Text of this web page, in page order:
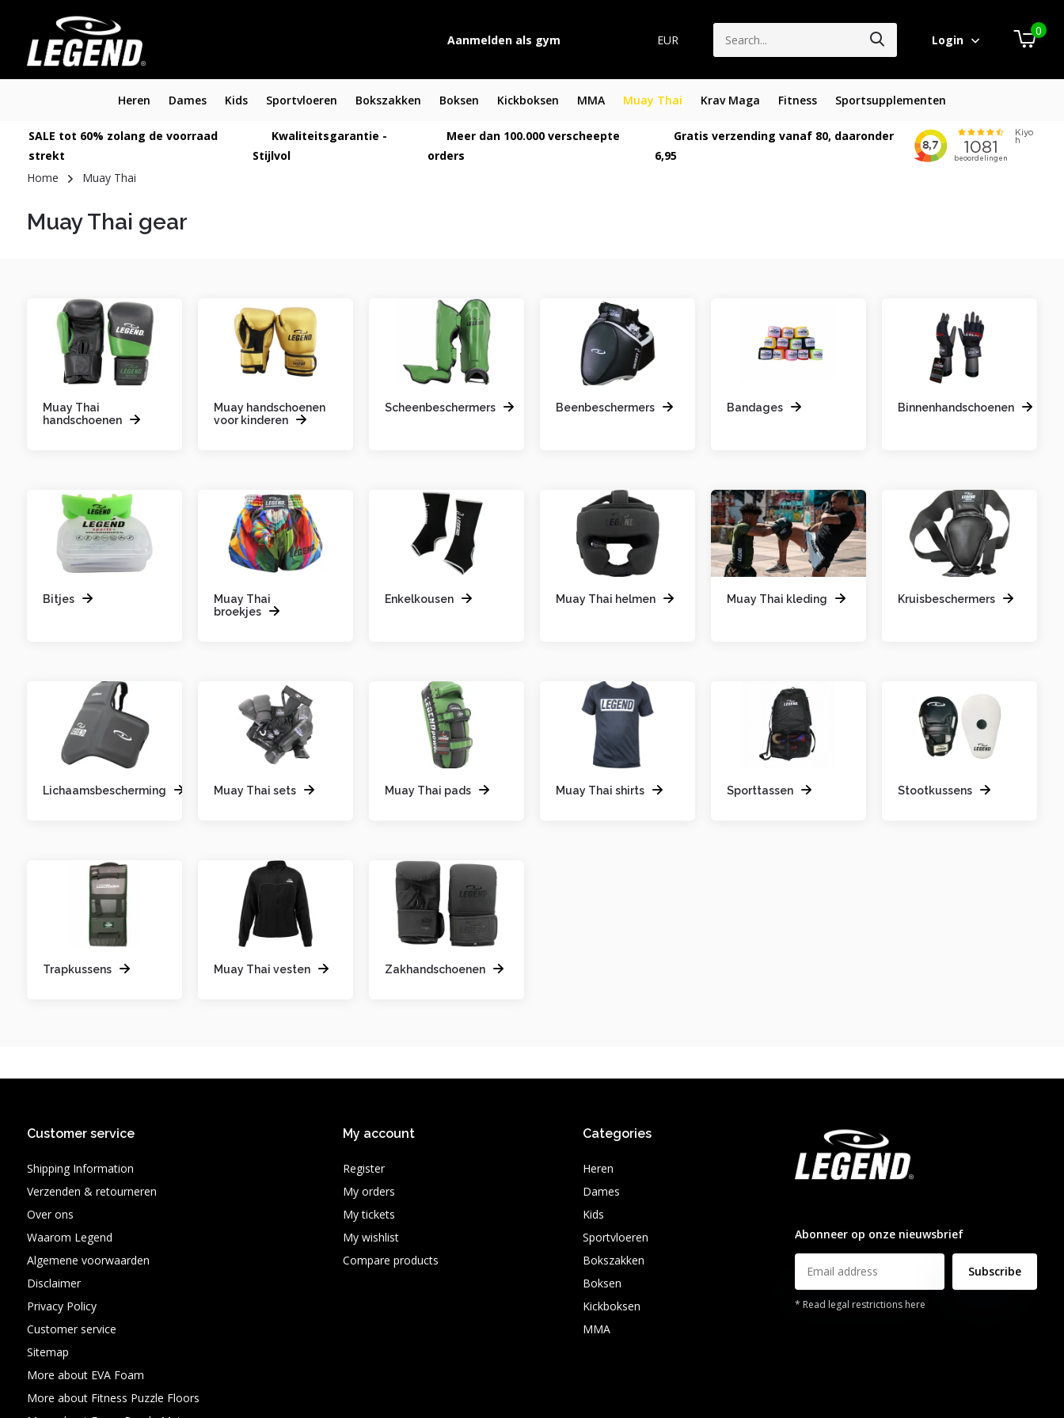
Aanmelden als gym EUR Login
0
Heren Dames Kids Sportvloeren Bokszakken Boksen Kickboksen MMA Muay Thai Krav Maga Fitness Sportsupplementen
SALE tot 60% zolang de voorraad
strekt
Kwaliteitsgarantie -
Stijlvol
Meer dan 100.000 verscheepte
orders
Gratis verzending vanaf 80, daaronder
6,95
Home
Muay Thai
Muay Thai gear
Muay Thai
handschoenen
Muay handschoenen
voor kinderen
Scheenbeschermers Beenbeschermers Bandages Binnenhandschoenen
Bitjes
Muay Thai
broekjes
Enkelkousen Muay Thai helmen Muay Thai kleding Kruisbeschermers
Lichaamsbescherming Muay Thai sets Muay Thai pads Muay Thai shirts Sporttassen Stootkussens
Trapkussens Muay Thai vesten Zakhandschoenen
Customer service
Shipping Information
Verzenden & retourneren
Over ons
Waarom Legend
Algemene voorwaarden
Disclaimer
Privacy Policy
Customer service
Sitemap
More about EVA Foam
More about Fitness Puzzle Floors
My account
Register
My orders
My tickets
My wishlist
Compare products
Categories
Heren
Dames
Kids
Sportvloeren
Bokszakken
Boksen
Kickboksen
MMA
Abonneer op onze nieuwsbrief
Subscribe
* Read legal restrictions here